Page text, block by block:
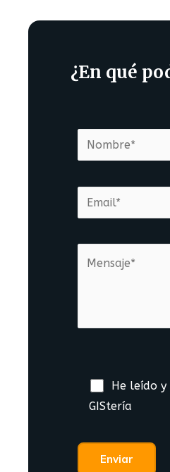
¿En qué
He leído
GIStería